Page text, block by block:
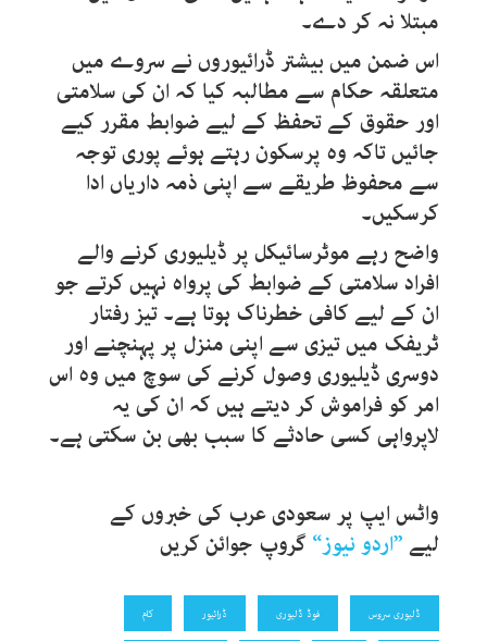
مبتلا نہ کر دے۔
اس ضمن میں بیشتر ڈرائیوروں نے سروے میں
متعلقہ حکام سے مطالبہ کیا کہ ان کی سلامتی
اور حقوق کے تحفظ کے لیے ضوابط مقرر کیے
جائیں تاکہ وہ پرسکون رہتے ہوئے پوری توجہ
سے محفوظ طریقے سے اپنی ذمہ داریاں ادا
کرسکیں۔
واضح رہے موٹرسائیکل پر ڈیلیوری کرنے والے
افراد سلامتی کے ضوابط کی پرواہ نہیں کرتے جو
ان کے لیے کافی خطرناک ہوتا ہے۔ تیز رفتار
ٹریفک میں تیزی سے اپنی منزل پر پہنچنے اور
دوسری ڈیلیوری وصول کرنے کی سوچ میں وہ اس
امر کو فراموش کر دیتے ہیں کہ ان کی یہ
لاپرواہی کسی حادثے کا سبب بھی بن سکتی ہے۔
واٹس ایپ پر سعودی عرب کیخبروں کے
لیے”اردو نیوز“گروپ جوائن کریں
ڈلیوری سروس فوڈ ڈلیوری ڈرائیور کام